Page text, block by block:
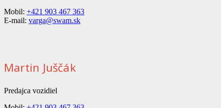
Mobil: +421 903 467 363
E-mail: varga@swam.sk
Martin Juščák
Predajca vozidiel